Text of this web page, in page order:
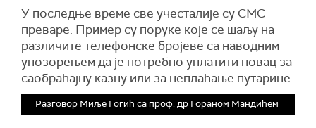
У последње време све учесталије су СМС
преваре. Пример су поруке које се шаљу на
различите телефонске бројеве са наводним
упозорењем да је потребно уплатити новац за
саобраћајну казну или за неплаћање путарине.
Разговор Миље Гогић са проф. др Гораном Мандићем